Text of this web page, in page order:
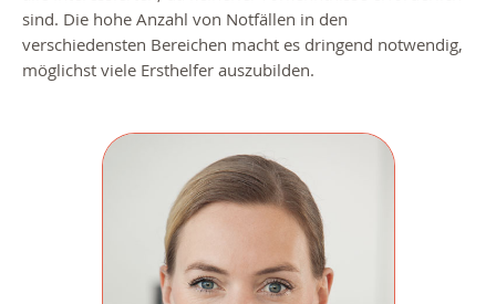
sind. Die hohe Anzahl von Notfällen in den
verschiedensten Bereichen macht es dringend notwendig,
möglichst viele Ersthelfer auszubilden.